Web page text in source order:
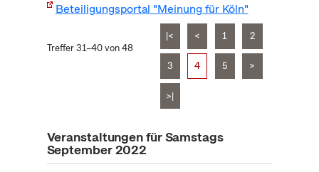
Beteiligungsportal "Meinung für Köln"
Treffer 31–40 von 48
|< < 1 2
3 4 5 >
>|
Veranstaltungen für Samstags
September 2022